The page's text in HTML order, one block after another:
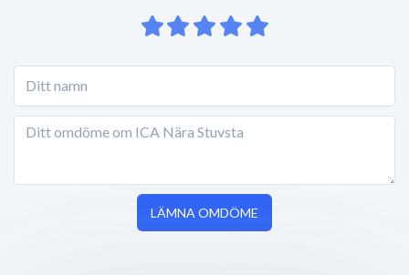
LÄMNA OMDÖME